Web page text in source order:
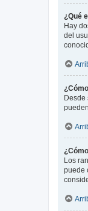
¿Qué
Hay
del
Desde
Los
puede